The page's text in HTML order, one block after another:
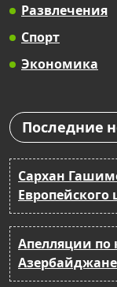
Развлечения
Спорт
Экономика
Последние
Сархан
Апелляции по